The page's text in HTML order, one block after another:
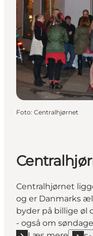
Foto: Centralhjørnet
Centralhjørnet
og er Danmarks
byder på billige øl
- også om